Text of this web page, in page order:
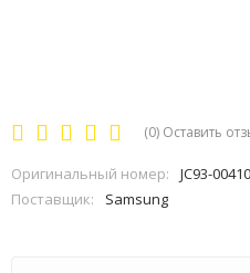
(0) Оставить
Оригинальный номер:
JC93-
Поставщик:
Samsung